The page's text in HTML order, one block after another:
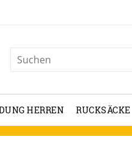
HERREN RUCKSÄCKE